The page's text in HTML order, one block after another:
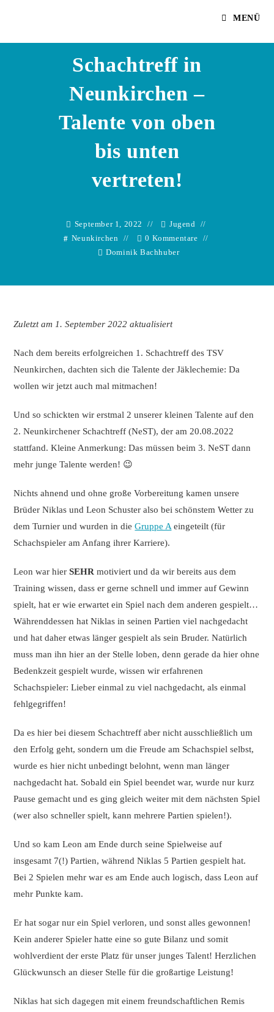
MENÜ
Schachtreff in
Neunkirchen –
Talente von oben
bis unten
vertreten!
September 1, 2022
Jugend
Neunkirchen
0 Kommentare
Dominik Bachhuber
Zuletzt am 1. September 2022 aktualisiert
Nach dem bereits erfolgreichen 1. Schachtreff des TSV
Neunkirchen, dachten sich die Talente der Jäklechemie: Da
wollen wir jetzt auch mal mitmachen!
Und so schickten wir erstmal 2 unserer kleinen Talente auf den
2. Neunkirchener Schachtreff (NeST), der am 20.08.2022
stattfand. Kleine Anmerkung: Das müssen beim 3. NeST dann
mehr junge Talente werden! 😉
Nichts ahnend und ohne große Vorbereitung kamen unsere
Brüder Niklas und Leon Schuster also bei schönstem Wetter zu
dem Turnier und wurden in dieGruppe A eingeteilt (für
Schachspieler am Anfang ihrer Karriere).
Leon war hierSEHR motiviert und da wir bereits aus dem
Training wissen, dass er gerne schnell und immer auf Gewinn
spielt, hat er wie erwartet ein Spiel nach dem anderen gespielt…
Währenddessen hat Niklas in seinen Partien viel nachgedacht
und hat daher etwas länger gespielt als sein Bruder. Natürlich
muss man ihn hier an der Stelle loben, denn gerade da hier ohne
Bedenkzeit gespielt wurde, wissen wir erfahrenen
Schachspieler: Lieber einmal zu viel nachgedacht, als einmal
fehlgegriffen!
Da es hier bei diesem Schachtreff aber nicht ausschließlich um
den Erfolg geht, sondern um die Freude am Schachspiel selbst,
wurde es hier nicht unbedingt belohnt, wenn man länger
nachgedacht hat. Sobald ein Spiel beendet war, wurde nur kurz
Pause gemacht und es ging gleich weiter mit dem nächsten Spiel
(wer also schneller spielt, kann mehrere Partien spielen!).
Und so kam Leon am Ende durch seine Spielweise auf
insgesamt 7(!) Partien, während Niklas 5 Partien gespielt hat.
Bei 2 Spielen mehr war es am Ende auch logisch, dass Leon auf
mehr Punkte kam.
Er hat sogar nur ein Spiel verloren, und sonst alles gewonnen!
Kein anderer Spieler hatte eine so gute Bilanz und somit
wohlverdient der erste Platz für unser junges Talent! Herzlichen
Glückwunsch an dieser Stelle für die großartige Leistung!
Niklas hat sich dagegen mit einem freundschaftlichen Remis